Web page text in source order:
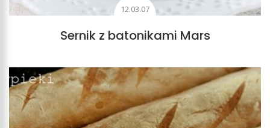
12.03.07
Sernik z batonikami Mars